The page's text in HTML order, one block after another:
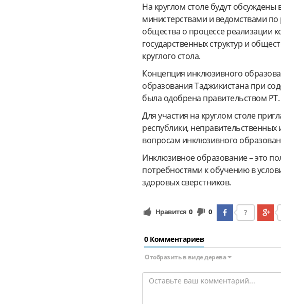
На круглом столе будут
министерствами и ведомствами
общества о процессе реализации
государственных структур и
круглого стола.
Концепция инклюзивного
образования Таджикистана при
была одобрена правительством РТ.
Для участия на круглом столе
республики,
вопросам инклюзивного
Инклюзивное образование – это
потребностями к обучению в
здоровых сверстников.
Нравится 0 0 ?
0 Комментариев
Отобразить в виде дерева